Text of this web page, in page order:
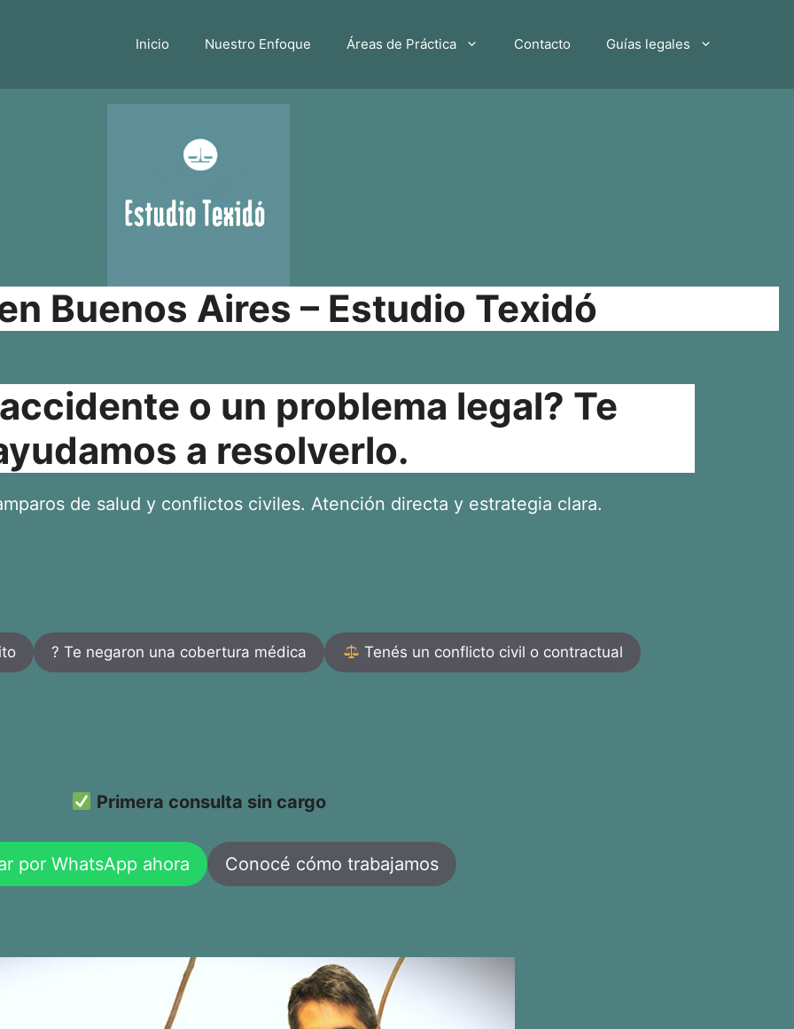
Inicio Nuestro Enfoque Áreas de Práctica Contacto Guías legales
Buenos Aires – Estudio Texidó
o un problema legal? Te
a resolverlo.
de salud y conflictos civiles. Atención directa y estrategia clara.
? Te negaron una cobertura médica Tenés un conflicto civil o contractual
Primera consulta sin cargo
por WhatsApp ahora Conocé cómo trabajamos